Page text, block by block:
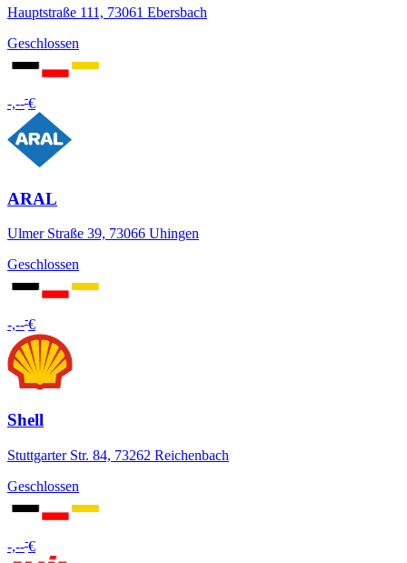
Hauptstraße 111, 73061 Ebersbach
Geschlossen
-,---€
ARAL
Ulmer Straße 39, 73066 Uhingen
Geschlossen
-,---€
Shell
Stuttgarter Str. 84, 73262 Reichenbach
Geschlossen
-,---€